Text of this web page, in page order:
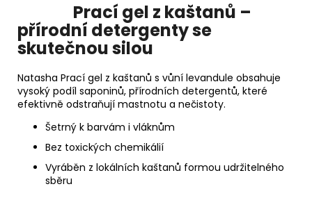
Prací gel z kaštanů –
přírodní detergenty se
skutečnou silou
Natasha Prací gel z kaštanů s vůní levandule obsahuje
vysoký podíl saponinů, přírodních detergentů, které
efektivně odstraňují mastnotu a nečistoty.
Šetrný k barvám i vláknům
Bez toxických chemikálií
Vyráběn z lokálních kaštanů formou udržitelného
sběru